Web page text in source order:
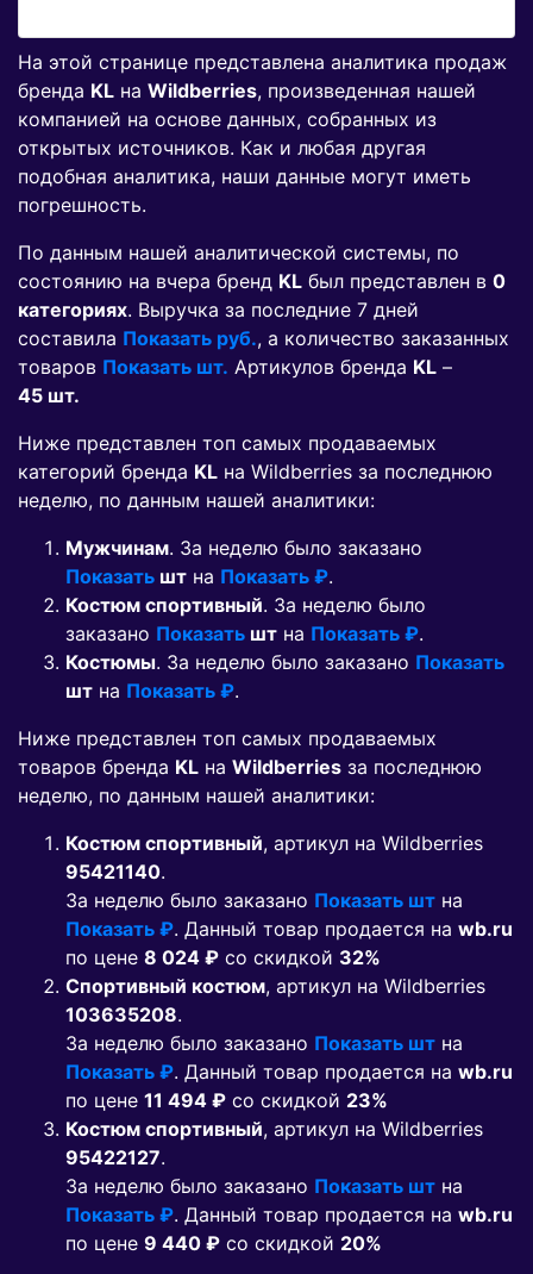
На этой странице представлена аналитика продаж
бренда KL на Wildberries, произведенная нашей
компанией на основе данных, собранных из
открытых источников. Как и любая другая
подобная аналитика, наши данные могут иметь
погрешность.
По данным нашей аналитической системы, по
состоянию на вчера бренд KL был представлен в 0
категориях. Выручка за последние 7 дней
составила Показать руб., а количество заказанных
товаров Показать шт. Артикулов бренда KL –
45 шт.
Ниже представлен топ самых продаваемых
категорий бренда KL на Wildberries за последнюю
неделю, по данным нашей аналитики:
Мужчинам. За неделю было заказано
Показать шт на Показать ₽.
Костюм спортивный. За неделю было
заказано Показать шт на Показать ₽.
Костюмы. За неделю было заказано Показать
шт на Показать ₽.
Ниже представлен топ самых продаваемых
товаров бренда KL на Wildberries за последнюю
неделю, по данным нашей аналитики:
Костюм спортивный, артикул на Wildberries
95421140.
За неделю было заказано Показать шт на
Показать ₽. Данный товар продается на wb.ru
по цене 8 024 ₽ co скидкой 32%
Спортивный костюм, артикул на Wildberries
103635208.
За неделю было заказано Показать шт на
Показать ₽. Данный товар продается на wb.ru
по цене 11 494 ₽ co скидкой 23%
Костюм спортивный, артикул на Wildberries
95422127.
За неделю было заказано Показать шт на
Показать ₽. Данный товар продается на wb.ru
по цене 9 440 ₽ co скидкой 20%